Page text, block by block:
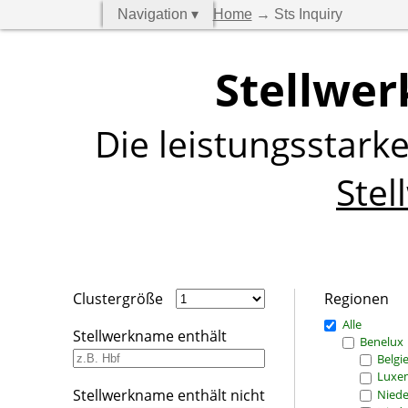
Navigation ▾ Home→ Sts Inquiry
Die
Clustergröße
Stellwerkname enthält
Stellwerkname enthält nicht
Regionen
Alle
Benelux